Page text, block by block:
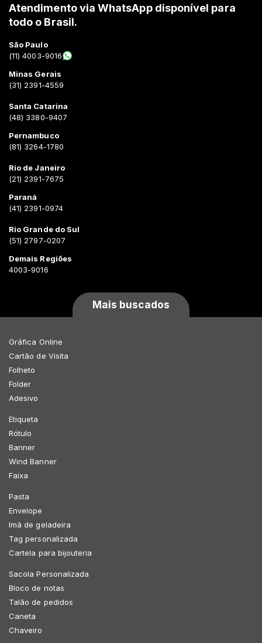
Atendimento via WhatsApp disponível para
todo o Brasil.
São Paulo
(11) 4003-9016
Minas Gerais
(31) 2391-4559
Santa Catarina
(48) 3380-9407
Pernambuco
(81) 3264-1780
Rio de Janeiro
(21) 2391-7675
Paraná
(41) 2391-0974
Rio Grande do Sul
(51) 2797-0207
Demais Regiões
4003-9016
Mais buscados
Gráfica Online
Cartão de Visita
Folheto
Folder
Adesivo
Etiqueta
Rótulo
Banner
Wind Banner
Faixa
Pasta
Envelope
Imã de geladeira
Tag personalizada
Cartela para bijouteria
Sacola Personalizada
Bloco de notas
Talão de pedidos
Caneta
Chaveiro